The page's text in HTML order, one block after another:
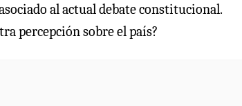
al actual debate constitucional.
percepción sobre el país?